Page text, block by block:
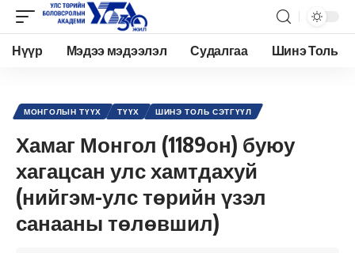
Нүүр Мэдээ мэдээлэл Судалгаа Шинэ Толь
МОНГОЛЫН ТҮҮХ ТҮҮХ ШИНЭ ТОЛЬ СЭТГҮҮЛ
Хамаг Монгол (1189он) буюу
хагацсан улс хамтдахуй
(нийгэм-улс төрийн үзэл
санааны төлөвшил)